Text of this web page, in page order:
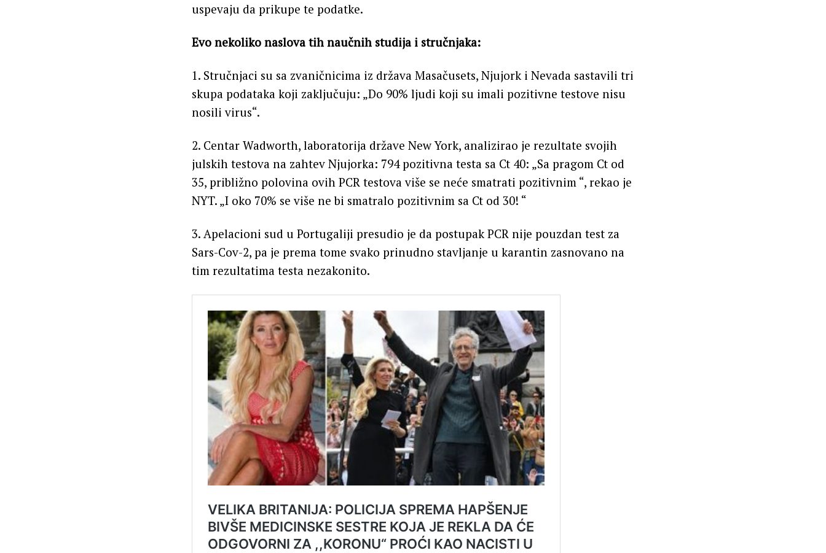
uspevaju da prikupe te podatke.
Evo nekoliko naslova tih naučnih studija i stručnjaka:
1. Stručnjaci su sa zvaničnicima iz država Masačusets, Njujork i Nevada sastavili tri
skupa podataka koji zaključuju: „Do 90% ljudi koji su imali pozitivne testove nisu
nosili virus“.
2. Centar Wadworth, laboratorija države New York, analizirao je rezultate svojih
julskih testova na zahtev Njujorka: 794 pozitivna testa sa Ct 40: „Sa pragom Ct od
35, približno polovina ovih PCR testova više se neće smatrati pozitivnim “, rekao je
NYT. „I oko 70% se više ne bi smatralo pozitivnim sa Ct od 30! “
3. Apelacioni sud u Portugaliji presudio je da postupak PCR nije pouzdan test za
Sars-Cov-2, pa je prema tome svako prinudno stavljanje u karantin zasnovano na
tim rezultatima testa nezakonito.